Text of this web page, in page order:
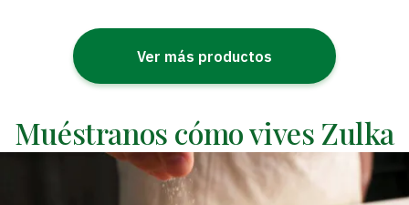
Ver más productos
Muéstranos cómo vives Zulka